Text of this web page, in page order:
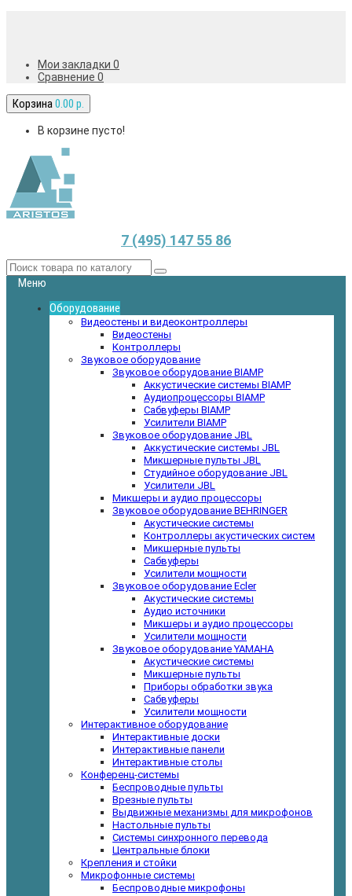
Мои закладки 0
Сравнение 0
Корзина0.00 р.
В корзине пусто!
7 (495) 147 55 86
Меню
Оборудование
Видеостены и видеоконтроллеры
Видеостены
Контроллеры
Звуковое оборудование
Звуковое оборудование BIAMP
Аккустические системы BIAMP
Аудиопроцессоры BIAMP
Сабвуферы BIAMP
Усилители BIAMP
Звуковое оборудование JBL
Аккустические системы JBL
Микшерные пульты JBL
Студийное оборудование JBL
Усилители JBL
Микшеры и аудио процессоры
Звуковое оборудование BEHRINGER
Акустические системы
Контроллеры акустических систем
Микшерные пульты
Сабвуферы
Усилители мощности
Звуковое оборудование Ecler
Акустические системы
Аудио источники
Микшеры и аудио процессоры
Усилители мощности
Звуковое оборудование YAMAHA
Акустические системы
Микшерные пульты
Приборы обработки звука
Сабвуферы
Усилители мощности
Интерактивное оборудование
Интерактивные доски
Интерактивные панели
Интерактивные столы
Конференц-системы
Беспроводные пульты
Врезные пульты
Выдвижные механизмы для микрофонов
Настольные пульты
Системы синхронного перевода
Центральные блоки
Крепления и стойки
Микрофонные системы
Беспроводные микрофоны